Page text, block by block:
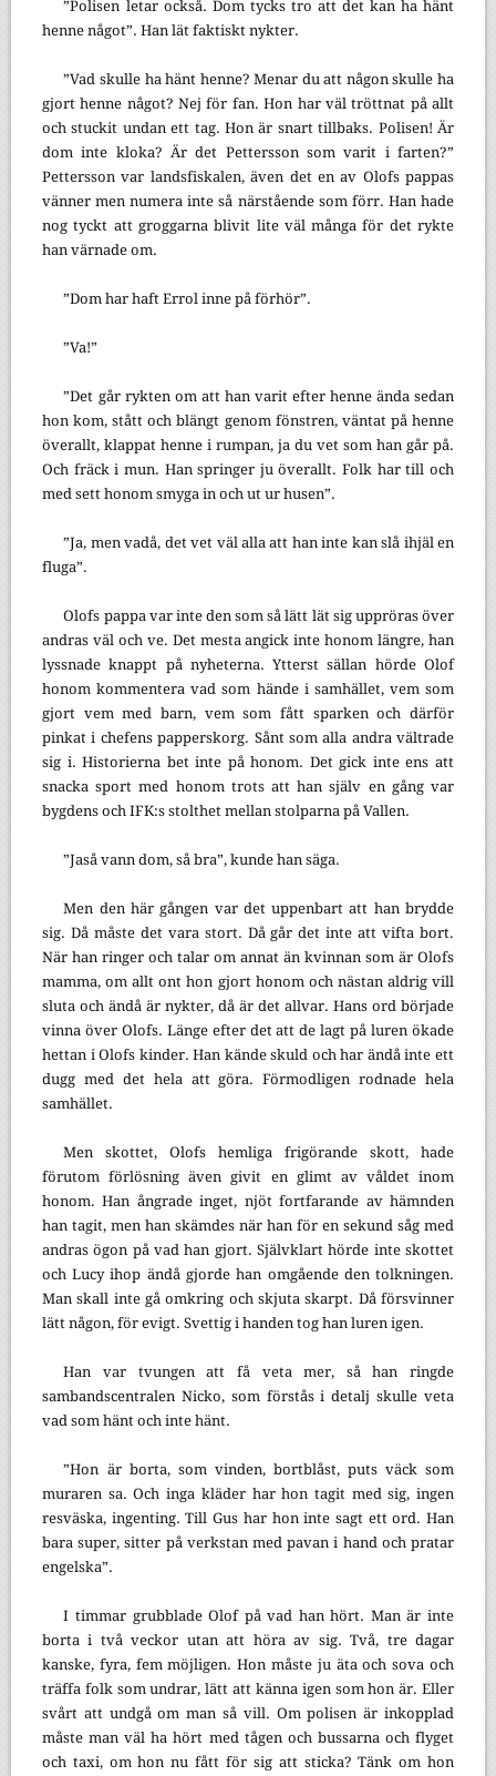
”Polisen letar också. Dom tycks tro att det kan ha hänt
henne något”. Han lät faktiskt nykter.
”Vad skulle ha hänt henne? Menar du att någon skulle ha
gjort henne något? Nej för fan. Hon har väl tröttnat på allt
och stuckit undan ett tag. Hon är snart tillbaks. Polisen! Är
dom inte kloka? Är det Pettersson som varit i farten?”
Pettersson var landsfiskalen, även det en av Olofs pappas
vänner men numera inte så närstående som förr. Han hade
nog tyckt att groggarna blivit lite väl många för det rykte
han värnade om.
”Dom har haft Errol inne på förhör”.
”Va!”
”Det går rykten om att han varit efter henne ända sedan
hon kom, stått och blängt genom fönstren, väntat på henne
överallt, klappat henne i rumpan, ja du vet som han går på.
Och fräck i mun. Han springer ju överallt. Folk har till och
med sett honom smyga in och ut ur husen”.
”Ja, men vadå, det vet väl alla att han inte kan slå ihjäl en
fluga”.
Olofs pappa var inte den som så lätt lät sig uppröras över
andras väl och ve. Det mesta angick inte honom längre, han
lyssnade knappt på nyheterna. Ytterst sällan hörde Olof
honom kommentera vad som hände i samhället, vem som
gjort vem med barn, vem som fått sparken och därför
pinkat i chefens papperskorg. Sånt som alla andra vältrade
sig i. Historierna bet inte på honom. Det gick inte ens att
snacka sport med honom trots att han själv en gång var
bygdens och IFK:s stolthet mellan stolparna på Vallen.
”Jaså vann dom, så bra”, kunde han säga.
Men den här gången var det uppenbart att han brydde
sig. Då måste det vara stort. Då går det inte att vifta bort.
När han ringer och talar om annat än kvinnan som är Olofs
mamma, om allt ont hon gjort honom och nästan aldrig vill
sluta och ändå är nykter, då är det allvar. Hans ord började
vinna över Olofs. Länge efter det att de lagt på luren ökade
hettan i Olofs kinder. Han kände skuld och har ändå inte ett
dugg med det hela att göra. Förmodligen rodnade hela
samhället.
Men skottet, Olofs hemliga frigörande skott, hade
förutom förlösning även givit en glimt av våldet inom
honom. Han ångrade inget, njöt fortfarande av hämnden
han tagit, men han skämdes när han för en sekund såg med
andras ögon på vad han gjort. Självklart hörde inte skottet
och Lucy ihop ändå gjorde han omgående den tolkningen.
Man skall inte gå omkring och skjuta skarpt. Då försvinner
lätt någon, för evigt. Svettig i handen tog han luren igen.
Han var tvungen att få veta mer, så han ringde
sambandscentralen Nicko, som förstås i detalj skulle veta
vad som hänt och inte hänt.
”Hon är borta, som vinden, bortblåst, puts väck som
muraren sa. Och inga kläder har hon tagit med sig, ingen
resväska, ingenting. Till Gus har hon inte sagt ett ord. Han
bara super, sitter på verkstan med pavan i hand och pratar
engelska”.
I timmar grubblade Olof på vad han hört. Man är inte
borta i två veckor utan att höra av sig. Två, tre dagar
kanske, fyra, fem möjligen. Hon måste ju äta och sova och
träffa folk som undrar, lätt att känna igen som hon är. Eller
svårt att undgå om man så vill. Om polisen är inkopplad
måste man väl ha hört med tågen och bussarna och flyget
och taxi, om hon nu fått för sig att sticka? Tänk om hon